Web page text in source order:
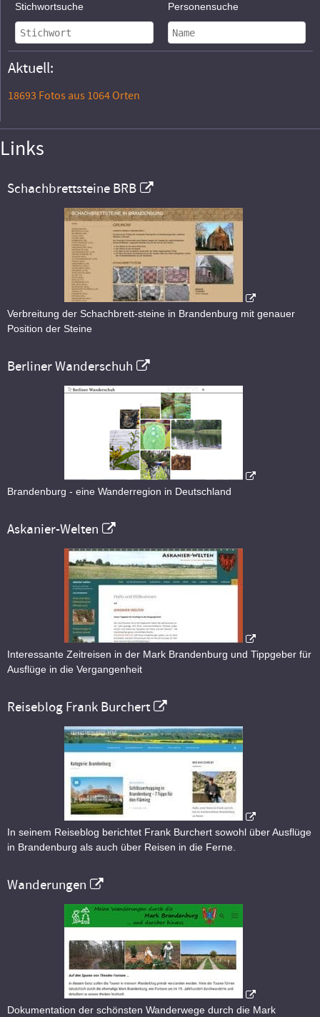
Stichwortsuche Personensuche
Aktuell:
18693 Fotos aus 1064 Orten
Links
Schachbrettsteine BRB
Verbreitung der Schachbrett-steine in Brandenburg mit genauer
Position der Steine
Berliner Wanderschuh
Brandenburg - eine Wanderregion in Deutschland
Askanier-Welten
Interessante Zeitreisen in der Mark Brandenburg und Tippgeber für
Ausflüge in die Vergangenheit
Reiseblog Frank Burchert
In seinem Reiseblog berichtet Frank Burchert sowohl über Ausflüge
in Brandenburg als auch über Reisen in die Ferne.
Wanderungen
Dokumentation der schönsten Wanderwege durch die Mark